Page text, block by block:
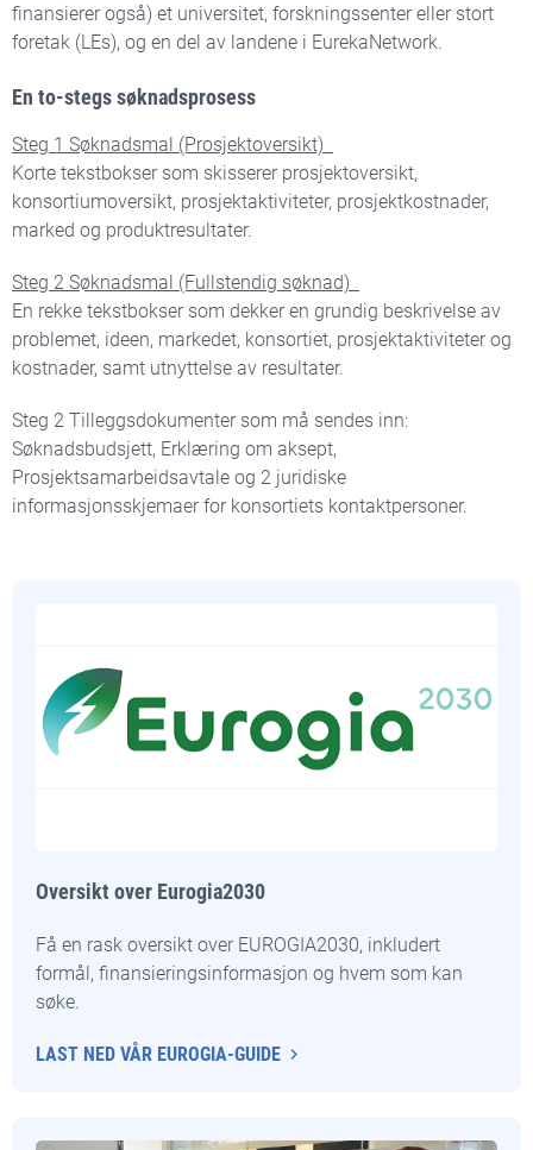
finansierer også) et universitet, forskningssenter eller stort
foretak (LEs), og en del av landene i EurekaNetwork.
En to-stegs søknadsprosess
Steg 1 Søknadsmal (Prosjektoversikt)
Korte tekstbokser som skisserer prosjektoversikt,
konsortiumoversikt, prosjektaktiviteter, prosjektkostnader,
marked og produktresultater.
Steg 2 Søknadsmal (Fullstendig søknad)
En rekke tekstbokser som dekker en grundig beskrivelse av
problemet, ideen, markedet, konsortiet, prosjektaktiviteter og
kostnader, samt utnyttelse av resultater.
Steg 2 Tilleggsdokumenter som må sendes inn:
Søknadsbudsjett, Erklæring om aksept,
Prosjektsamarbeidsavtale og 2 juridiske
informasjonsskjemaer for konsortiets kontaktpersoner.
Oversikt over Eurogia2030
Få en rask oversikt over EUROGIA2030, inkludert
formål, finansieringsinformasjon og hvem som kan
søke.
LAST NED VÅR EUROGIA-GUIDE